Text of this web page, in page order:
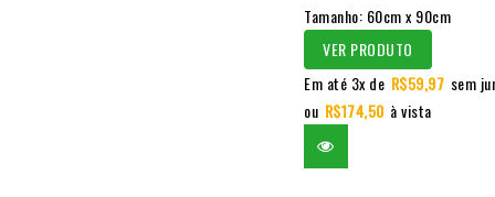
Tamanho: 60cm x 90cm
VER PRODUTO
Em até 3x de R$59,97 sem
ou R$174,50 à vista